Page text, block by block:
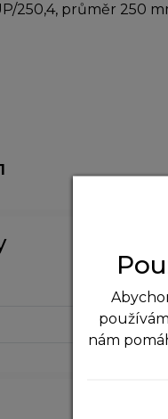
250,4, průměr 250
1
nám